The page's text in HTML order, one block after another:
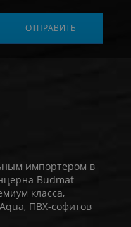
импортером в
Budmat
класса,
ПВХ-софитов